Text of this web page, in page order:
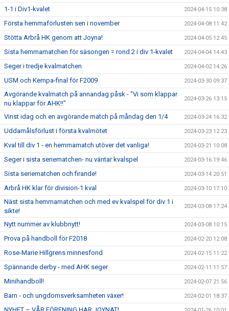
1-1 i Div1-kvalet 2024-04-15 10:38
Första hemmaförlusten sen i november 2024-04-08 11:42
Stötta Arbrå HK genom att Joyna! 2024-04-05 12:45
Sista hemmamatchen för säsongen = rond 2 i div 1-kvalet 2024-04-04 14:43
Seger i tredje kvalmatchen 2024-04-02 14:26
USM och Kempa-final för F2009 2024-03-30 09:37
Avgörande kvalmatch på annandag påsk - "Vi som klappar
nu klappar för AHK!!"
2024-03-26 13:15
Vinst idag och en avgörande match på måndag den 1/4 2024-03-24 16:32
Uddamålsförlust i första kvalmötet 2024-03-23 12:23
Kval till div 1 - en hemmamatch utöver det vanliga! 2024-03-21 10:08
Seger i sista seriematchen- nu väntar kvalspel 2024-03-16 19:46
Sista seriematchen och firande! 2024-03-14 20:51
Arbrå HK klar för division-1 kval 2024-03-10 17:10
Näst sista hemmamatchen och med ev kvalspel för div 1 i
sikte!
2024-03-08 17:24
Nytt nummer av klubbnytt! 2024-03-08 10:15
Prova på handboll för F2018 2024-02-20 12:08
Rose-Marie Hillgrens minnesfond 2024-02-15 11:22
Spännande derby - med AHK seger 2024-02-11 11:57
Minihandboll! 2024-02-07 21:56
Barn - och ungdomsverksamheten växer! 2024-02-01 18:37